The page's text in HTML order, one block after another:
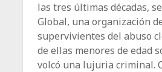
las tres últimas décadas,
Global, una organización
supervivientes del abuso
de ellas menores de edad
volcó una lujuria criminal.